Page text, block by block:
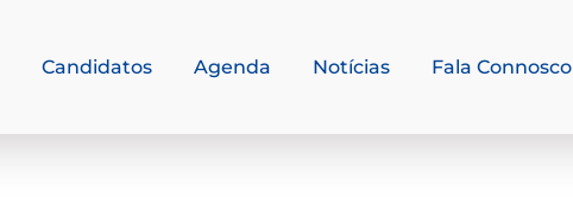
Candidatos Agenda Notícias Fala Connosco